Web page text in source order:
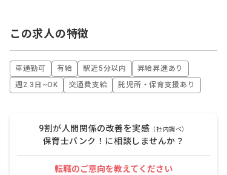
この求人の特徴
車通勤可 有給 駅近5分以内
昇給昇進あり
週2.3日~OK
交通費支給 託児所・保育支援あり
9割が人間関係の改善を実感 （社内調べ）
保育士バンク！に相談しませんか？
転職のご意向を教えてください